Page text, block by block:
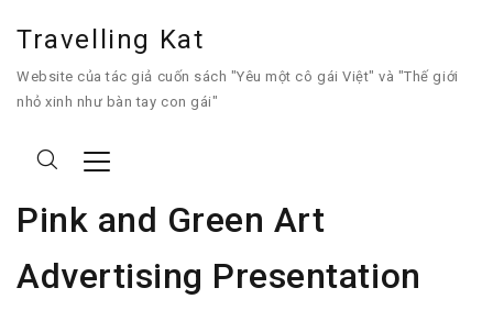
Travelling Kat
Website của tác giả cuốn sách "Yêu một cô gái Việt" và "Thế giới
nhỏ xinh như bàn tay con gái"
Pink and Green Art
Advertising Presentation